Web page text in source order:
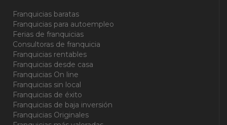
Franquicias baratas
Franquicias para autoempleo
Ferias de franquicias
Consultoras de franquicia
Franquicias rentables
Franquicias desde casa
Franquicias On line
Franquicias sin local
Franquicias de éxito
Franquicias de baja inversión
Franquicias Originales